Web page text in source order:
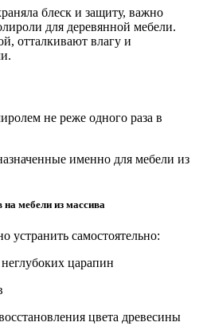
блеск и защиту, важно
для деревянной мебели.
отталкивают влагу и
не реже одного раза в
именно для мебели из
на мебели из массива
самостоятельно:
царапин
цвета древесины